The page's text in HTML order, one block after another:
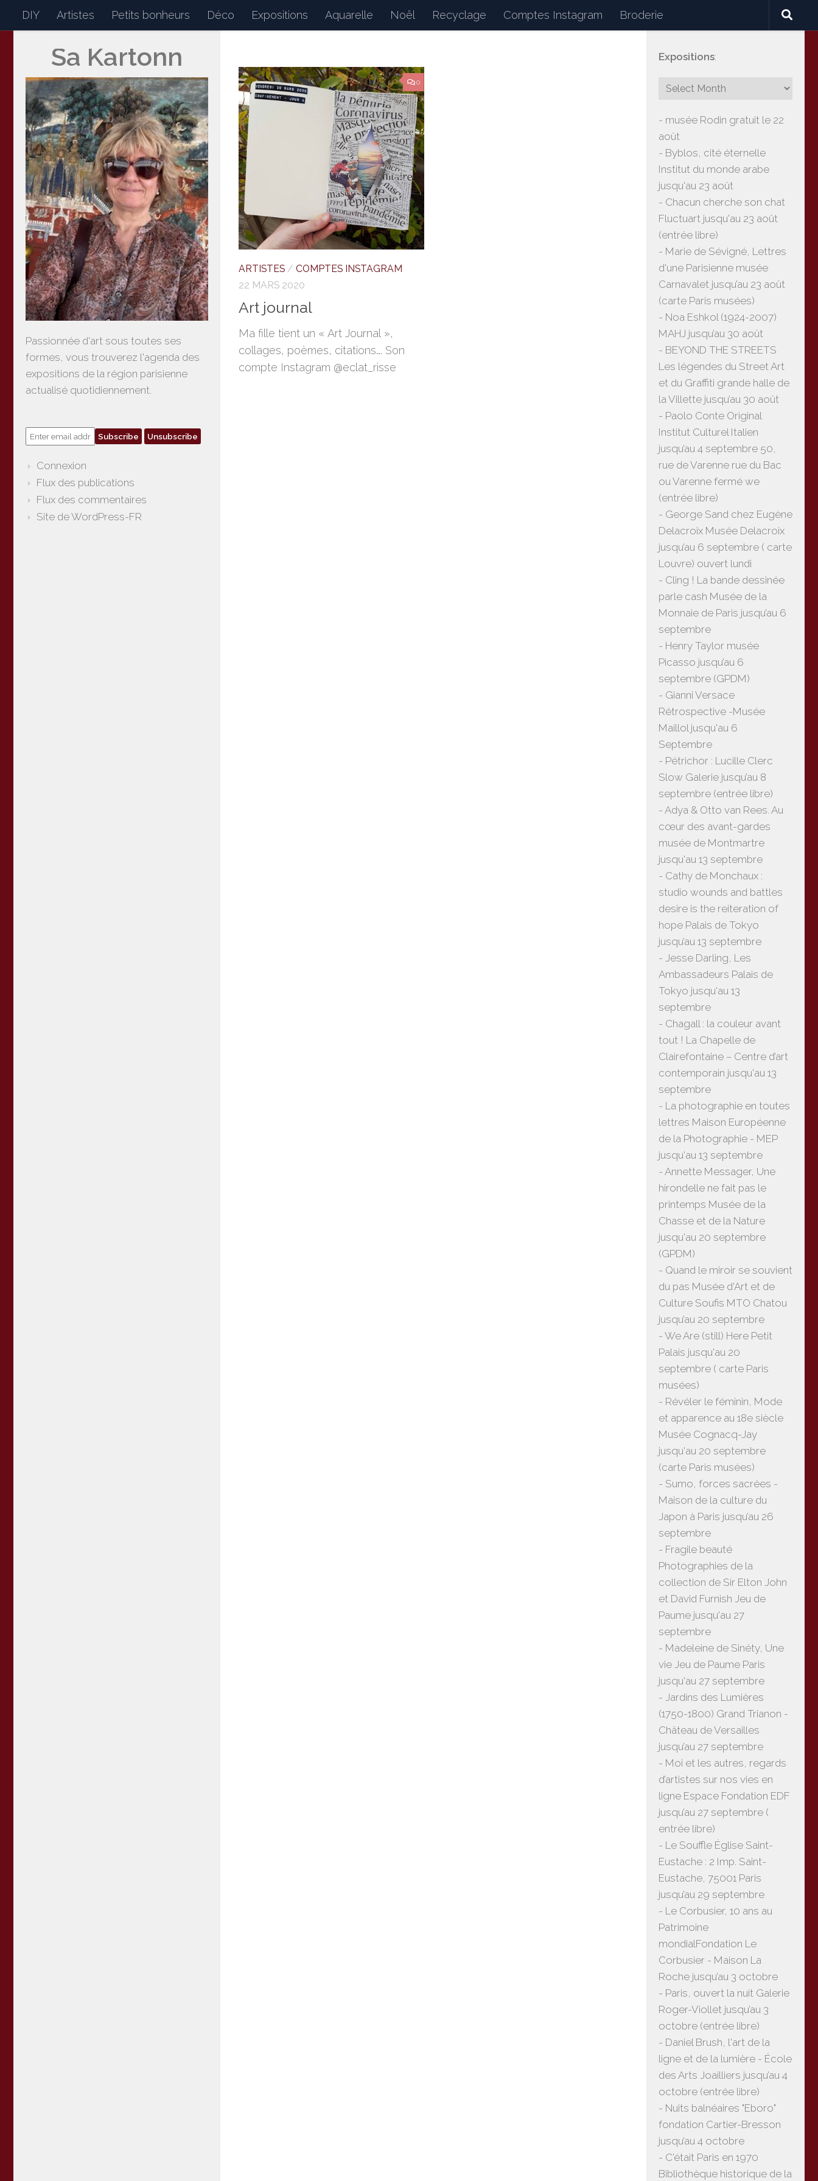
Skip to content
DIY Artistes Petits bonheurs Déco Expositions Aquarelle Noël Recyclage Comptes Instagram Broderie
SakartonnMon petit journal de bord : petits bonheurs du quotidien, dessins, peintures, céramiques, lectures, expositions, voyages
0
ARTISTES / COMPTES INSTAGRAM
22 MARS 2020
Art journal
Ma fille tient un « Art Journal »,
collages, poèmes, citations…. Son
compte Instagram @eclat_risse
Sa Kartonn
Passionnée d'art sous toutes ses
formes, vous trouverez l'agenda des
expositions de la région parisienne
actualisé quotidiennement.
Connexion
Flux des publications
Flux des commentaires
Site de WordPress-FR
Expositions:
- musée Rodin gratuit le 22
août
- Byblos, cité éternelle
Institut du monde arabe
jusqu'au 23 août
- Chacun cherche son chat
Fluctuart jusqu'au 23 août
(entrée libre)
- Marie de Sévigné, Lettres
d'une Parisienne musée
Carnavalet jusqu’au 23 août
(carte Paris musées)
- Noa Eshkol (1924-2007)
MAHJ jusqu’au 30 août
- BEYOND THE STREETS
Les légendes du Street Art
et du Graffiti grande halle de
la Villette jusqu’au 30 août
- Paolo Conte Original
Institut Culturel Italien
jusqu’au 4 septembre 50,
rue de Varenne rue du Bac
ou Varenne fermé we
(entrée libre)
- George Sand chez Eugène
Delacroix Musée Delacroix
jusqu’au 6 septembre ( carte
Louvre) ouvert lundi
- Cling ! La bande dessinée
parle cash Musée de la
Monnaie de Paris jusqu’au 6
septembre
- Henry Taylor musée
Picasso jusqu’au 6
septembre (GPDM)
- Gianni Versace
Rétrospective -Musée
Maillol jusqu'au 6
Septembre
- Pétrichor : Lucille Clerc
Slow Galerie jusqu’au 8
septembre (entrée libre)
- Adya & Otto van Rees. Au
cœur des avant-gardes
musée de Montmartre
jusqu'au 13 septembre
- Cathy de Monchaux :
studio wounds and battles
desire is the reiteration of
hope Palais de Tokyo
jusqu’au 13 septembre
- Jesse Darling, Les
Ambassadeurs Palais de
Tokyo jusqu'au 13
septembre
- Chagall : la couleur avant
tout ! La Chapelle de
Clairefontaine – Centre d’art
contemporain jusqu'au 13
septembre
- La photographie en toutes
lettres Maison Européenne
de la Photographie - MEP
jusqu'au 13 septembre
- Annette Messager, Une
hirondelle ne fait pas le
printemps Musée de la
Chasse et de la Nature
jusqu'au 20 septembre
(GPDM)
- Quand le miroir se souvient
du pas Musée d'Art et de
Culture Soufis MTO Chatou
jusqu’au 20 septembre
- We Are (still) Here Petit
Palais jusqu'au 20
septembre ( carte Paris
musées)
- Révéler le féminin, Mode
et apparence au 18e siècle
Musée Cognacq-Jay
jusqu'au 20 septembre
(carte Paris musées)
- Sumo, forces sacrées -
Maison de la culture du
Japon à Paris jusqu’au 26
septembre
- Fragile beauté
Photographies de la
collection de Sir Elton John
et David Furnish Jeu de
Paume jusqu'au 27
septembre
- Madeleine de Sinéty, Une
vie Jeu de Paume Paris
jusqu'au 27 septembre
- Jardins des Lumières
(1750-1800) Grand Trianon -
Château de Versailles
jusqu’au 27 septembre
- Moi et les autres, regards
d’artistes sur nos vies en
ligne Espace Fondation EDF
jusqu’au 27 septembre (
entrée libre)
- Le Souffle Église Saint-
Eustache : 2 Imp. Saint-
Eustache, 75001 Paris
jusqu’au 29 septembre
- Le Corbusier, 10 ans au
Patrimoine
mondialFondation Le
Corbusier - Maison La
Roche jusqu’au 3 octobre
- Paris, ouvert la nuit Galerie
Roger-Viollet jusqu’au 3
octobre (entrée libre)
- Daniel Brush, l'art de la
ligne et de la lumière - École
des Arts Joailliers jusqu’au 4
octobre (entrée libre)
- Nuits balnéaires "Eboro"
fondation Cartier-Bresson
jusqu’au 4 octobre
- C'était Paris en 1970
Bibliothèque historique de la